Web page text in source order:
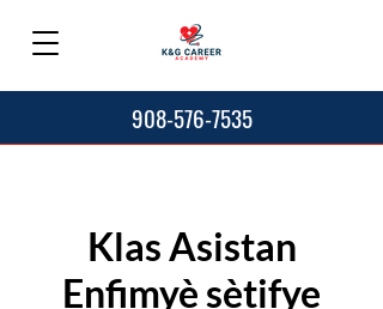
908-576-7535
Klas Asistan
Enfimyè sètifye